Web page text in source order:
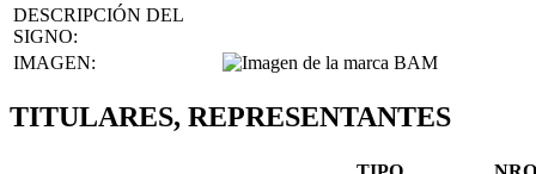
DESCRIPCIÓN DEL
SIGNO:
IMAGEN:
TITULARES, REPRESENTANTES